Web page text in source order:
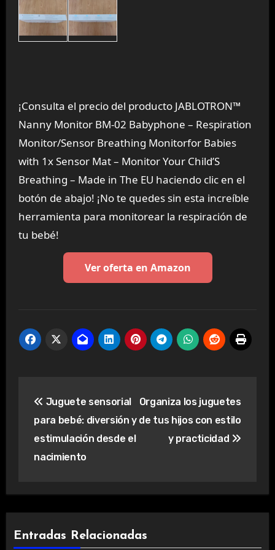
¡Consulta el precio del producto JABLOTRON™
Nanny Monitor BM-02 Babyphone – Respiration
Monitor/Sensor Breathing Monitorfor Babies
with 1x Sensor Mat – Monitor Your Child’S
Breathing – Made in The EU haciendo clic en el
botón de abajo! ¡No te quedes sin esta increíble
herramienta para monitorear la respiración de
tu bebé!
Ver oferta en Amazon
de
entradas
Juguete sensorial
para bebé: diversión y
estimulación desde el
nacimiento
Organiza los juguetes
de tus hijos con estilo
y practicidad
Entradas Relacionadas